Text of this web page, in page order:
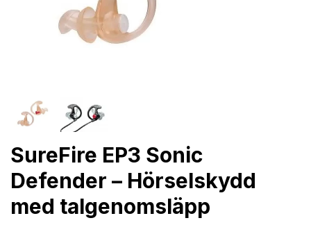
SureFire EP3 Sonic
Defender – Hörselskydd
med talgenomsläpp